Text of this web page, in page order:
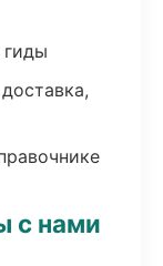
с нами